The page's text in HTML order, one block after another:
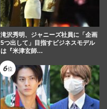
滝沢秀明、ジャニーズ社員に「企画
5つ出して」目指すビジネスモデル
は『米津玄師…